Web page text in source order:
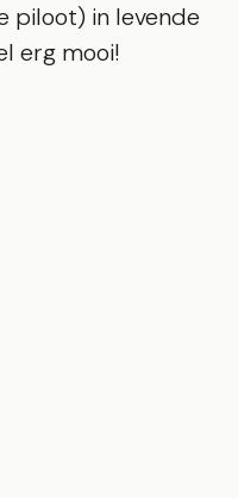
piloot) in levende
erg mooi!